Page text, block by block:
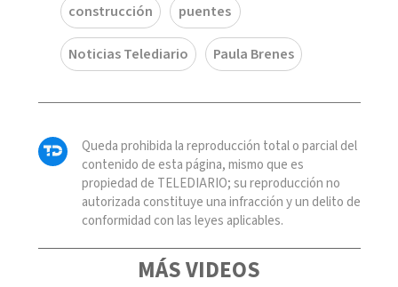
construcción puentes
Noticias Telediario Paula Brenes
Queda prohibida la reproducción total o parcial del
contenido de esta página, mismo que es
propiedad de TELEDIARIO; su reproducción no
autorizada constituye una infracción y un delito de
conformidad con las leyes aplicables.
MÁS VIDEOS